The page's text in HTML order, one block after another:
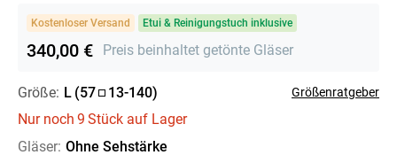
Kostenloser Versand Etui & Reinigungstuch inklusive
340,00 € Preis beinhaltet getönte Gläser
Größe: L (57 13-140) Größenratgeber
Nur noch 9 Stück auf Lager
Gläser: Ohne Sehstärke